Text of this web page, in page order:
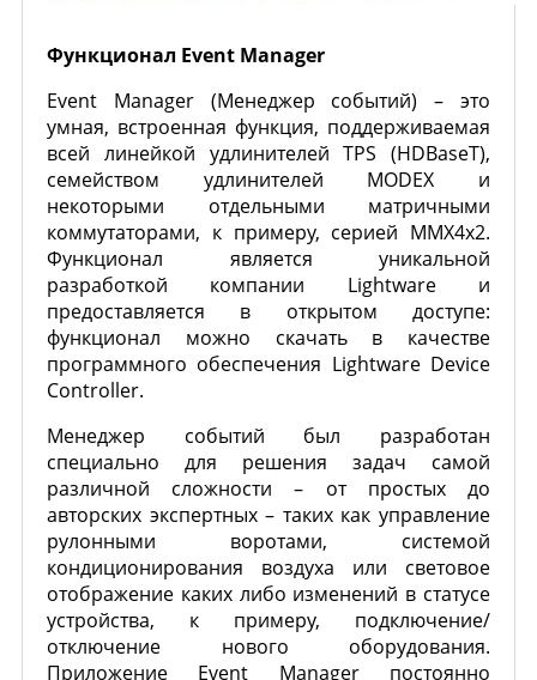
Функционал Event Manager
Event Manager (Менеджер событий) – это
умная, встроенная функция, поддерживаемая
всей линейкой удлинителей TPS (HDBaseT),
семейством удлинителей MODEX и
некоторыми отдельными матричными
коммутаторами, к примеру, серией MMX4x2.
Функционал является уникальной
разработкой компании Lightware и
предоставляется в открытом доступе:
функционал можно скачать в качестве
программного обеспечения Lightware Device
Controller.
Менеджер событий был разработан
специально для решения задач самой
различной сложности – от простых до
авторских экспертных – таких как управление
рулонными воротами, системой
кондиционирования воздуха или световое
отображение каких либо изменений в статусе
устройства, к примеру, подключение/
отключение нового оборудования.
Приложение Event Manager постоянно